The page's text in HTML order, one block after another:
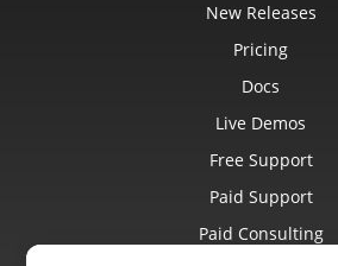
New Releases
Pricing
Docs
Live Demos
Free Support
Paid Support
Paid Consulting